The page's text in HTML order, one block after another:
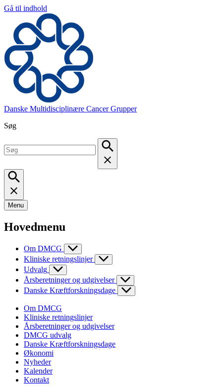
Gå til indhold
Danske Multidisciplinære Cancer Grupper
Søg
Menu
Hovedmenu
Om DMCG
Kliniske retningslinjer
Udvalg
Årsberetninger og udgivelser
Danske Kræftforskningsdage
Om DMCG
Kliniske retningslinjer
Årsberetninger og udgivelser
DMCG udvalg
Danske Kræftforskningsdage
Økonomi
Nyheder
Kalender
Kontakt